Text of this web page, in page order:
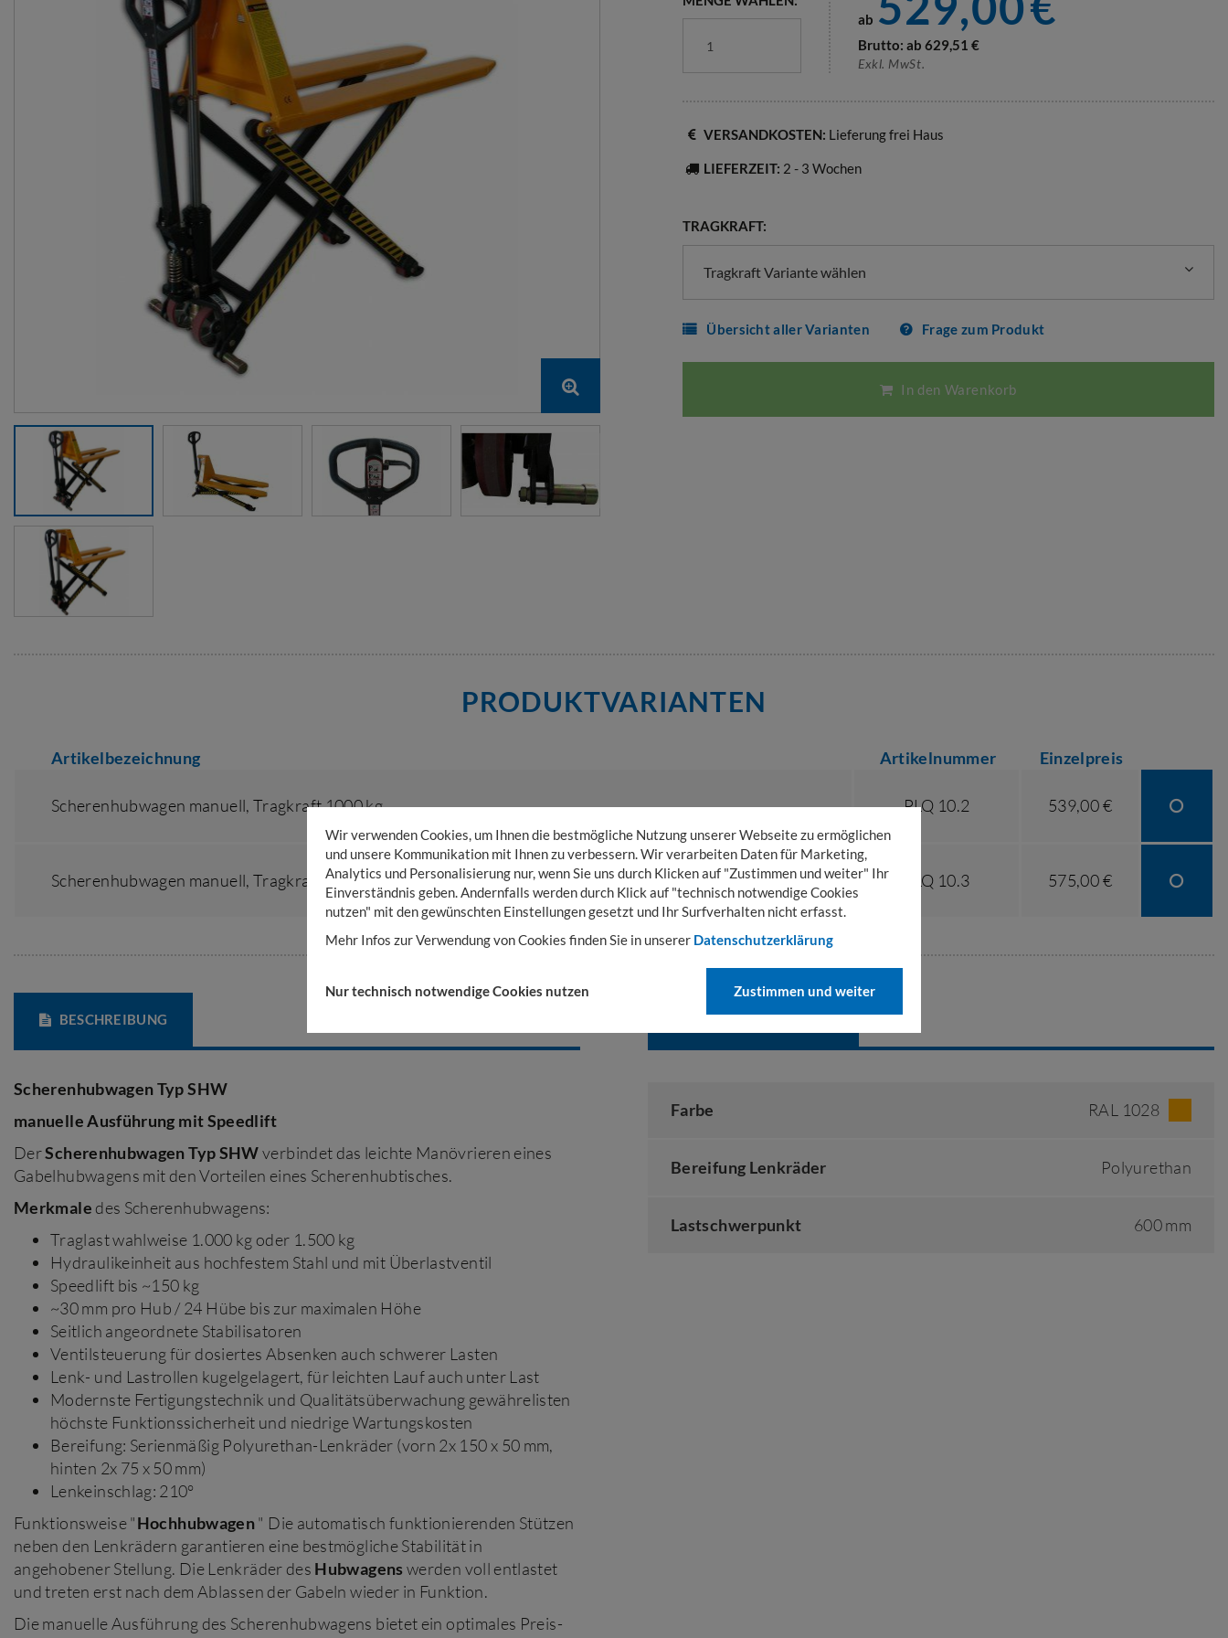
ab
Brutto: ab 629,51 €
Exkl. MwSt.
VERSANDKOSTEN: Lieferung frei Haus
LIEFERZEIT: 2 - 3 Wochen
TRAGKRAFT:
Tragkraft Variante wählen
Übersicht aller Varianten Frage zum Produkt
In den Warenkorb
PRODUKTVARIANTEN
Artikelbezeichnung Artikelnummer Einzelpreis
Scherenhubwagen manuell, Tragkraft 1000 kg PLQ 10.2 539,00 €
Scherenhubwagen manuell, Tragkraft 1500 kg PLQ 10.3 575,00 €
BESCHREIBUNG
Scherenhubwagen Typ SHW
manuelle Ausführung mit Speedlift
DerScherenhubwagen Typ SHWverbindet das leichte Manövrieren eines
Gabelhubwagens mit den Vorteilen eines Scherenhubtisches.
Merkmale des Scherenhubwagens:
Traglast wahlweise 1.000 kg oder 1.500 kg
Hydraulikeinheit aus hochfestem Stahl und mit Überlastventil
Speedlift bis ~150 kg
~30 mm pro Hub / 24 Hübe bis zur maximalen Höhe
Seitlich angeordnete Stabilisatoren
Ventilsteuerung für dosiertes Absenken auch schwerer Lasten
Lenk- und Lastrollen kugelgelagert, für leichten Lauf auch unter Last
Modernste Fertigungstechnik und Qualitätsüberwachung gewährelisten
höchste Funktionssicherheit und niedrige Wartungskosten
Bereifung: Serienmäßig Polyurethan-Lenkräder (vorn 2x 150 x 50 mm,
hinten 2x 75 x 50 mm)
Lenkeinschlag: 210°
Funktionsweise "Hochhubwagen" Die automatisch funktionierenden Stützen
neben den Lenkrädern garantieren eine bestmögliche Stabilität in
angehobener Stellung. Die Lenkräder des Hubwagens werden voll entlastet
und treten erst nach dem Ablassen der Gabeln wieder in Funktion.
Die manuelle Ausführung des Scherenhubwagens bietet ein optimales Preis-
TECHNISCHE DATEN
Farbe RAL 1028
Bereifung Lenkräder Polyurethan
Lastschwerpunkt 600 mm
Wir verwenden Cookies, um Ihnen die bestmögliche Nutzung unserer Webseite zu ermöglichen
und unsere Kommunikation mit Ihnen zu verbessern. Wir verarbeiten Daten für Marketing,
Analytics und Personalisierung nur, wenn Sie uns durch Klicken auf "Zustimmen und weiter" Ihr
Einverständnis geben. Andernfalls werden durch Klick auf "technisch notwendige Cookies
nutzen" mit den gewünschten Einstellungen gesetzt und Ihr Surfverhalten nicht erfasst.
Mehr Infos zur Verwendung von Cookies finden Sie in unserer Datenschutzerklärung
Nur technisch notwendige Cookies nutzen Zustimmen und weiter